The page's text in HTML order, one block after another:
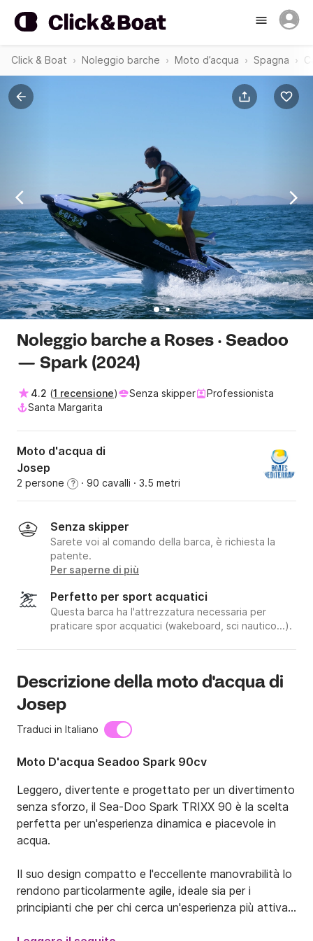
Click & Boat Noleggio barche Moto d’acqua Spagna
Noleggio barche a Roses · Seadoo
— Spark (2024)
4.2 (1 recensione) Senza skipper
Professionista
Santa Margarita
Moto d'acqua di
Josep
2 persone ? · 90 cavalli · 3.5 metri
Senza skipper
Sarete voi al comando della barca, è richiesta la
patente.
Per saperne di più
Perfetto per sport acquatici
Questa barca ha l'attrezzatura necessaria per
praticare spor acquatici (wakeboard, sci nautico...).
Descrizione della moto d'acqua di
Josep
Traduci in Italiano
Moto D'acqua Seadoo Spark 90cv
Leggero, divertente e progettato per un divertimento
senza sforzo, il Sea-Doo Spark TRIXX 90 è la scelta
perfetta per un'esperienza dinamica e piacevole in
acqua.
Il suo design compatto e l'eccellente manovrabilità lo
rendono particolarmente agile, ideale sia per i
principianti che per chi cerca un'esperienza più attiva